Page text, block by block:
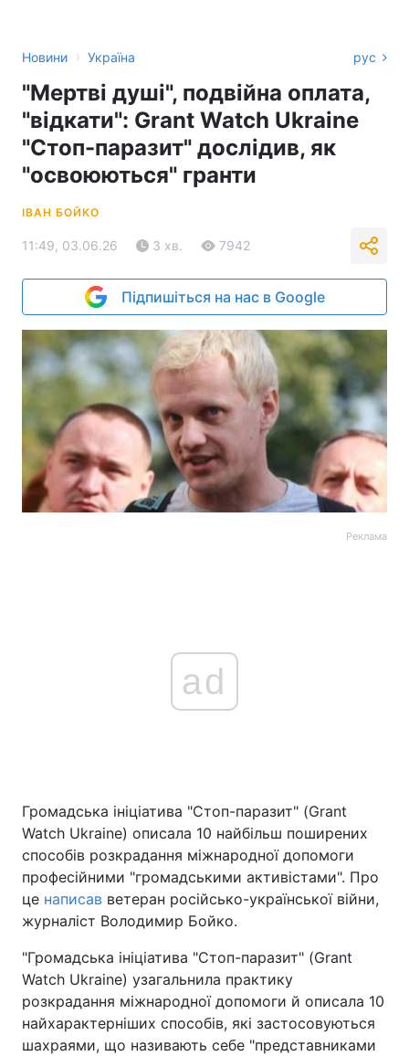
Новини › Україна рус
"Мертві душі", подвійна оплата,
"відкати": Grant Watch Ukraine
"Стоп-паразит" дослідив, як
"освоюються" гранти
ІВАН БОЙКО
11:49, 03.06.26 3 хв. 7942
Підпишіться на нас в Google
Реклама
ad
Громадська ініціатива "Стоп-паразит" (Grant
Watch Ukraine) описала 10 найбільш поширених
способів розкрадання міжнародної допомоги
професійними "громадськими активістами". Про
це написав ветеран російсько-української війни,
журналіст Володимир Бойко.
"Громадська ініціатива "Стоп-паразит" (Grant
Watch Ukraine) узагальнила практику
розкрадання міжнародної допомоги й описала 10
найхарактерніших способів, які застосовуються
шахраями, що називають себе "представниками